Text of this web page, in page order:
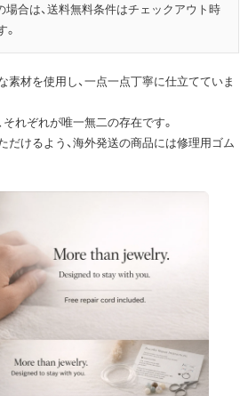
合は、送料無料条件はチェックアウト時
材を使用し、一点一点丁寧に仕立てていま
れぞれが唯一無二の存在です。
だけるよう、海外発送の商品には修理用ゴム